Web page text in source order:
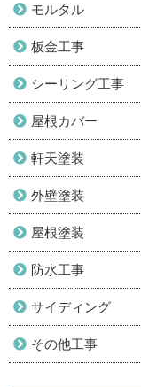
モルタル
板金工事
シーリング工事
屋根カバー
軒天塗装
外壁塗装
屋根塗装
防水工事
サイディング
その他工事